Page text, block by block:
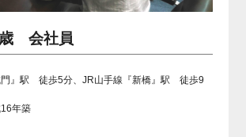
会社員
門』駅 徒歩5分、JR山手線『新橋』駅 徒歩9
築